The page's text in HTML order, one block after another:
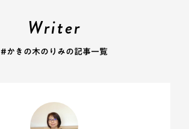
Writer
#かきの木のりみの記事一覧